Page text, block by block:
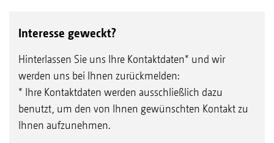
Interesse geweckt?
Hinterlassen Sie uns Ihre Kontaktdaten* und wir
werden uns bei Ihnen zurückmelden:
* Ihre Kontaktdaten werden ausschließlich dazu
benutzt, um den von Ihnen gewünschten Kontakt zu
Ihnen aufzunehmen.